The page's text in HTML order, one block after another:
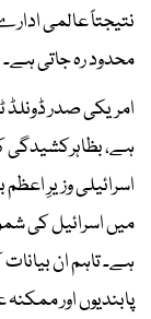
نتیجتاً عالمی
محدود رہ جاتی ہے۔
امریکی صدر ڈونلڈ
ہے، بظاہرکشیدگی
اسرائیلی وزیرِ اعظم
میں اسرائیل کی
ہے۔ تاہم ان
پابندیوں اور